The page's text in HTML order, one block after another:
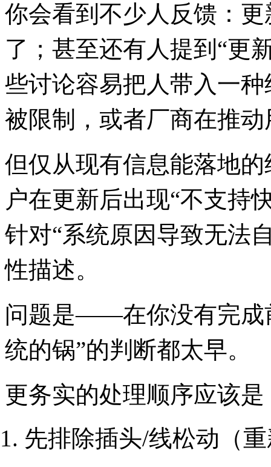
你会看到不少人反馈：
了；甚至还有人提到“更
些讨论容易把人带入一
被限制，或者厂商在推
但仅从现有信息能落地
户在更新后出现“不支持
针对“系统原因导致无法
性描述。
问题是——在你没有完成
统的锅”的判断都太早。
更务实的处理顺序应该是
先排除插头/线松动（